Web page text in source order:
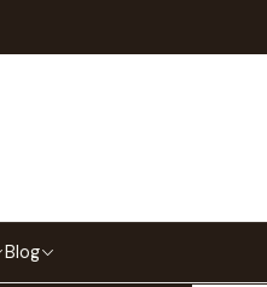
Blog
Star